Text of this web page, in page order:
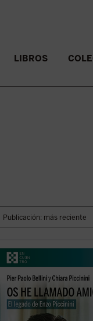
LIBROS
¿Quién era Enzo Piccinini,
murió trágicamente en un
coche en mayo de 1999,
Giussani e incansable
numerosas iniciativas
y culturales en su región de
Romaña y ...
(ver ficha)